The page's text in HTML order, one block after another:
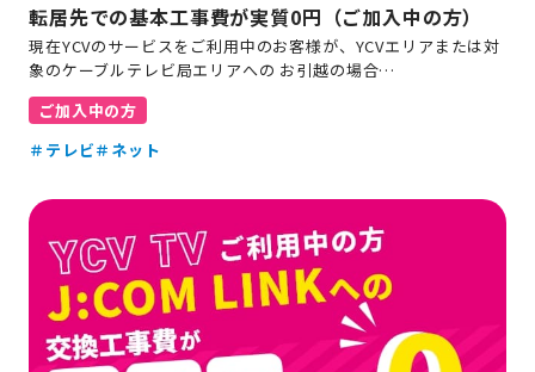
転居先での基本工事費が実質0円（ご加入中の方）
現在YCVのサービスをご利用中のお客様が、YCVエリアまたは対
象のケーブルテレビ局エリアへの お引越の場合…
ご加入中の方
＃テレビ＃ネット